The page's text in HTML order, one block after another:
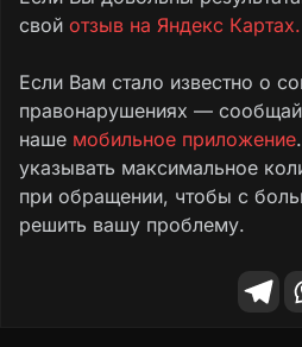
свой отзыв на Яндекс Картах.
Если Вам стало известно о
правонарушениях —
наше мобильное приложение
указывать максимальное
при обращении, чтобы с
решить вашу проблему.